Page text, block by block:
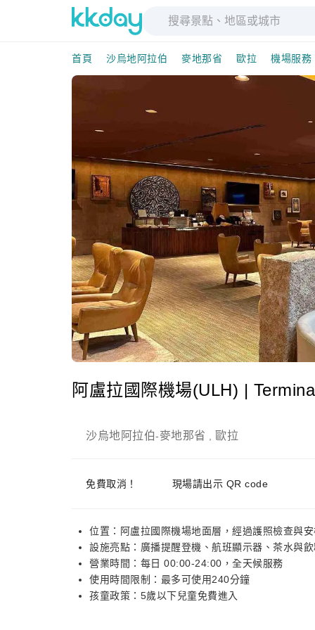
首頁 沙烏地阿拉伯 麥地那省 歐拉 機場服務
阿盧拉國際機場(ULH) |
沙烏地阿拉伯-麥地那省 歐拉
免費取消！ 現場請出示 QR code
位置：阿盧拉國際機場地面層，經過護照檢查與
設施亮點：廣播提醒登機、航班顯示器、茶水與
營業時間：每日 00:00-24:00，全天候服務
使用時間限制：最多可使用240分鐘
孩童政策：5歲以下兒童免費進入